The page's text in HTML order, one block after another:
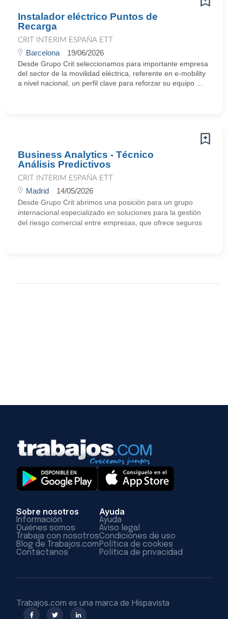
Instalador eléctrico Puntos de
Recarga
CRIT INTERIM ESPAÑA ETT
Barcelona 19/06/2026
Desde Grupo Crit seleccionamos para importante empresa
del sector de la movilidad eléctrica, referente en e‑mobility
a nivel nacional, un perfil clave para reforzar su equipo ...
Business Analytics - Técnico
Análisis Predictivos
CRIT INTERIM ESPAÑA ETT
Madrid 14/05/2026
Desde Grupo Crit abrimos una posición para un grupo
internacional especializado en soluciones para la gestión
del riesgo comercial entre empresas, que ofrece seguros
Sobre nosotros
Información
Quiénes somos
Trabaja con nosotros
Blog de Trabajos.com
Contáctanos
Ayuda
Ayuda
Aviso legal
Condiciones de uso
Política de cookies
Política de privacidad
Trabajos.com es una marca de Hispavista